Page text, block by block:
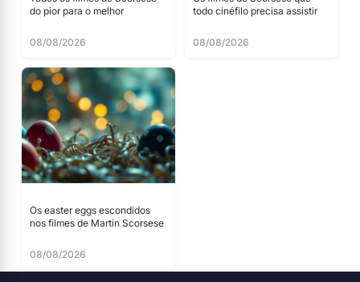
do pior para o melhor
08/08/2026
todo cinéfilo precisa assistir
08/08/2026
Os easter eggs escondidos
nos filmes de Martin Scorsese
08/08/2026